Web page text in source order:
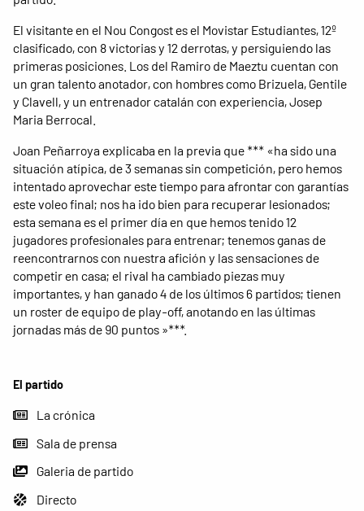
El partido
La crónica
Sala de prensa
Galeria de partido
Directo
El visitante en el Nou Congost es el Movistar Estudiantes, 12º
clasificado, con 8 victorias y 12 derrotas, y persiguiendo las
primeras posiciones. Los del Ramiro de Maeztu cuentan con
un gran talento anotador, con hombres como Brizuela, Gentile
y Clavell, y un entrenador catalán con experiencia, Josep
Maria Berrocal.
Joan Peñarroya explicaba en la previa que *** «ha sido una
situación atípica, de 3 semanas sin competición, pero hemos
intentado aprovechar este tiempo para afrontar con garantías
este voleo final; nos ha ido bien para recuperar lesionados;
esta semana es el primer día en que hemos tenido 12
jugadores profesionales para entrenar; tenemos ganas de
reencontrarnos con nuestra afición y las sensaciones de
competir en casa; el rival ha cambiado piezas muy
importantes, y han ganado 4 de los últimos 6 partidos; tienen
un roster de equipo de play-off, anotando en las últimas
jornadas más de 90 puntos »***.